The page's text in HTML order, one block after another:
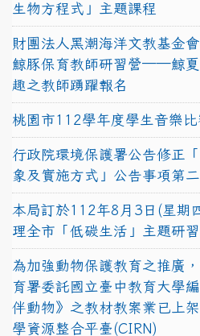
生物方程式」主題課程
財團法人黑潮海洋文教基金
鯨豚保育教師研習營──鯨夏
趣之教師踴躍報名
桃園市112學年度學生音樂
行政院環境保護署公告修正
象及實施方式」公告事項第
本局訂於112年8月3日(星期
理全市「低碳生活」主題研習
為加強動物保護教育之推廣
育署委託國立臺中教育大學
伴動物》之教材教案業已上
學資源整合平臺(CIRN)